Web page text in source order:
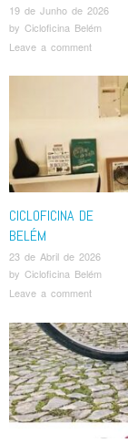
19 de Junho de 2026
by Cicloficina Belém
Leave a comment
CICLOFICINA DE
BELÉM
23 de Abril de 2026
by Cicloficina Belém
Leave a comment